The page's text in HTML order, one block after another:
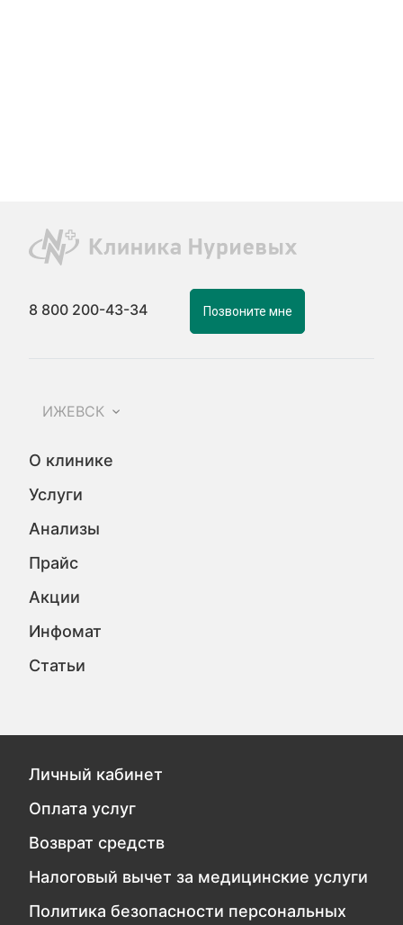
8 800 200-43-34 Позвоните мне
ИЖЕВСК
О клинике
Услуги
Анализы
Прайс
Акции
Инфомат
Статьи
Личный кабинет
Оплата услуг
Возврат средств
Налоговый вычет за медицинские услуги
Политика безопасности персональных